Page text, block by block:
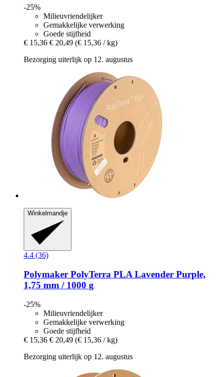
-25%
Milieuvriendelijker
Gemakkelijke verwerking
Goede stijfheid
€ 15,36 € 20,49 (€ 15,36 / kg)
Bezorging uiterlijk op 12. augustus
Winkelmandje
4.4 (36)
Polymaker PolyTerra PLA Lavender Purple,
1,75 mm / 1000 g
-25%
Milieuvriendelijker
Gemakkelijke verwerking
Goede stijfheid
€ 15,36 € 20,49 (€ 15,36 / kg)
Bezorging uiterlijk op 12. augustus